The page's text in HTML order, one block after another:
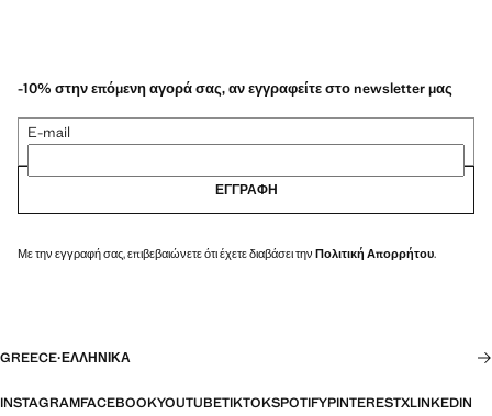
-10% στην επόμενη αγορά σας, αν εγγραφείτε στο newsletter μας
E-mail
ΕΓΓΡΑΦΉ
Με την εγγραφή σας, επιβεβαιώνετε ότι έχετε διαβάσει την Πολιτική Απορρήτου.
GREECE·ΕΛΛΗΝΙΚΆ
INSTAGRAMFACEBOOKYOUTUBETIKTOKSPOTIFYPINTERESTXLINKEDIN